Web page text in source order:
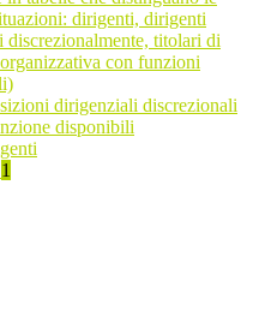
dirigenti, dirigenti
discrezionalmente, titolari di
con funzioni
dirigenziali discrezionali
disponibili
1